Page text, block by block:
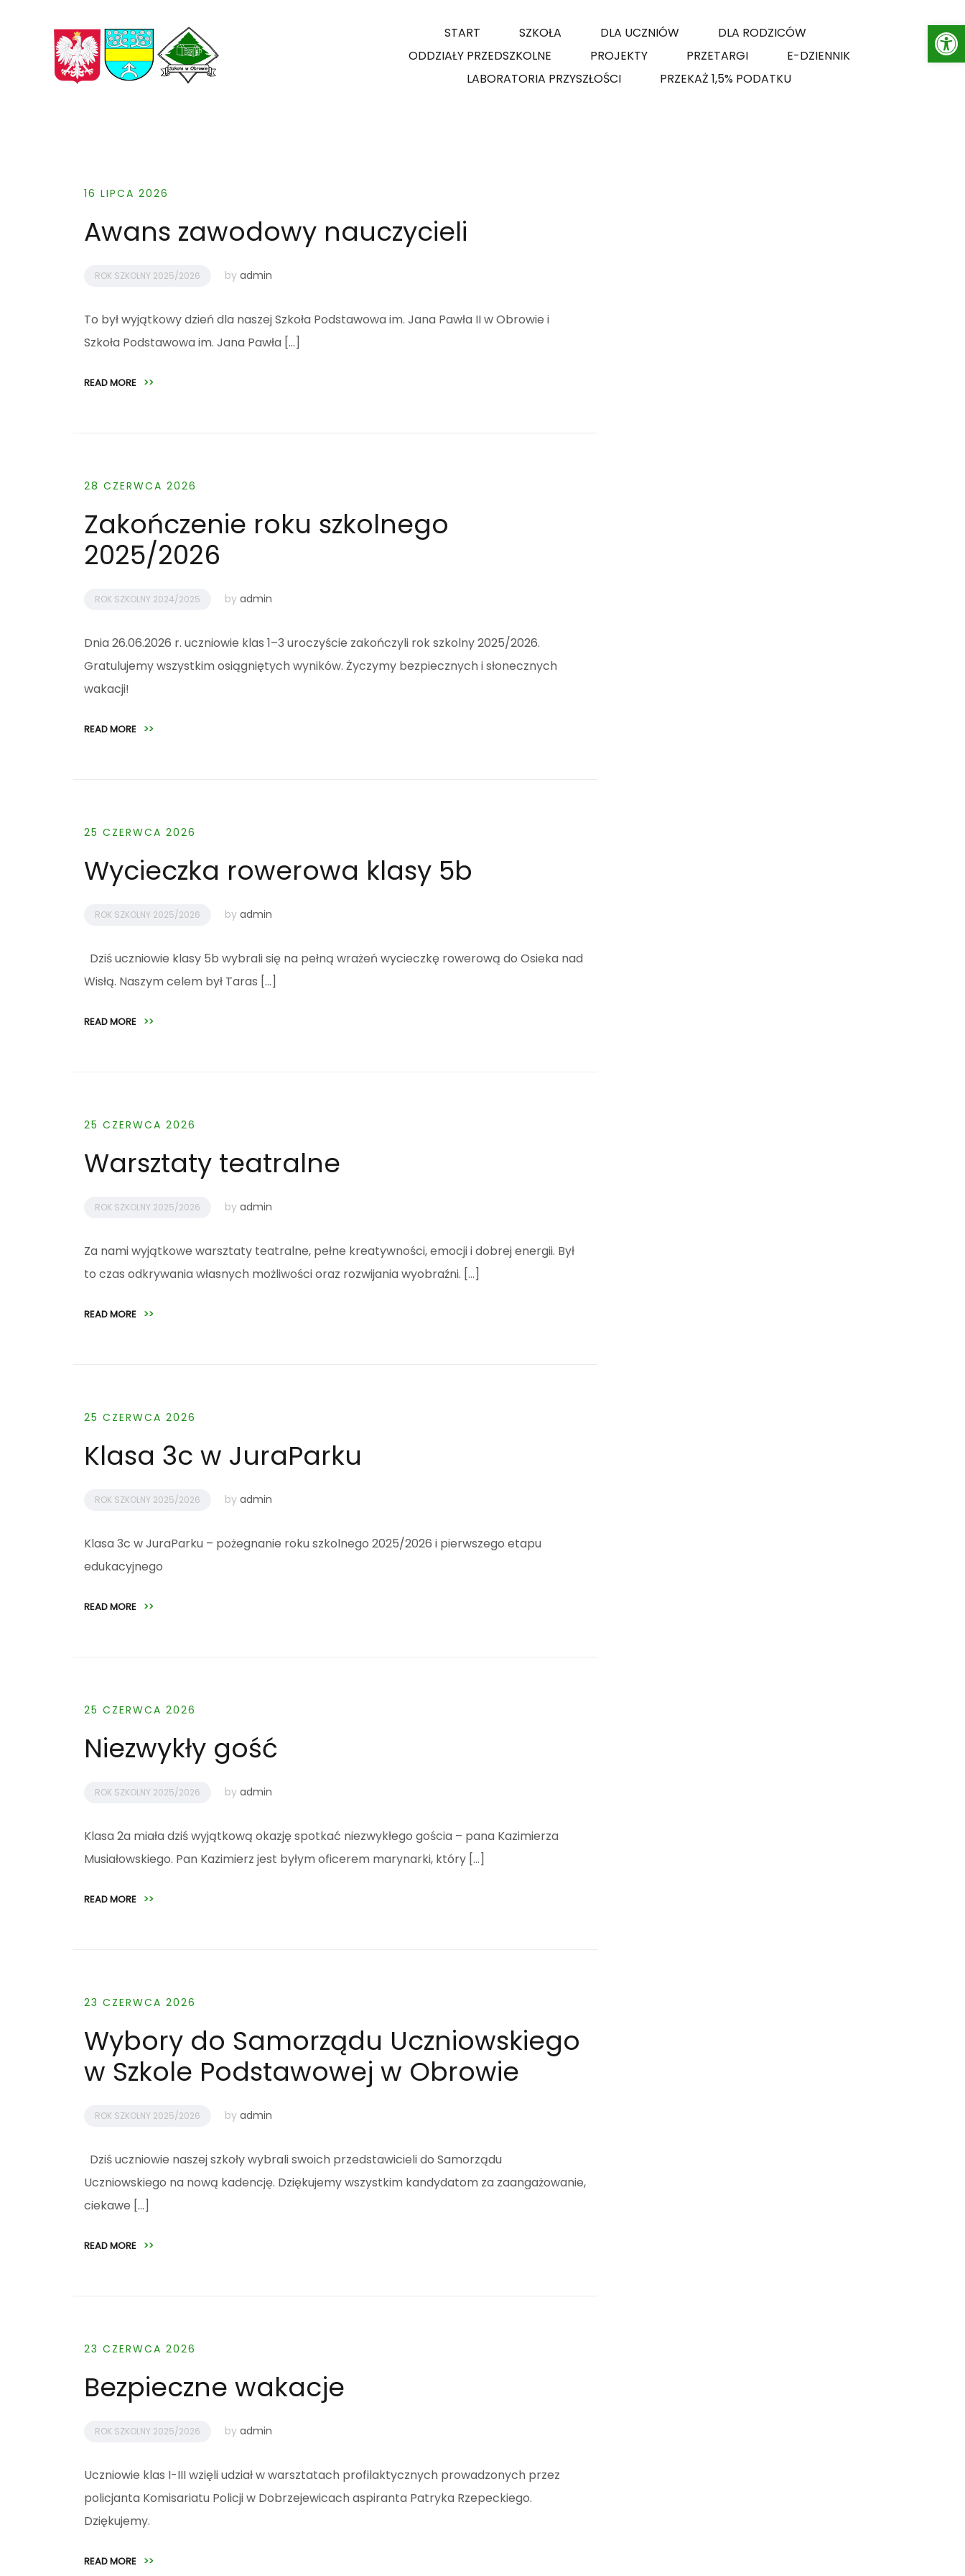
START SZKOŁA DLA UCZNIÓW
DLA RODZICÓW
ODDZIAŁY PRZEDSZKOLNE
PROJEKTY PRZETARGI
E-DZIENNIK
LABORATORIA PRZYSZŁOŚCI
PRZEKAŻ 1,5% PODATKU
Rekrutacja
2025/2026
16 LIPCA 2026
Awans zawodowy nauczycieli
ROK SZKOLNY 2025/2026 by admin
To był wyjątkowy dzień dla naszej Szkoła Podstawowa im. Jana Pawła II w Obrowie i
Szkoła Podstawowa im. Jana Pawła […]
READ MORE >>
28 CZERWCA 2026
Zakończenie roku szkolnego
2025/2026
ROK SZKOLNY 2024/2025 by admin
Dnia 26.06.2026 r. uczniowie klas 1–3 uroczyście zakończyli rok szkolny 2025/2026.
Gratulujemy wszystkim osiągniętych wyników. Życzymy bezpiecznych i słonecznych
wakacji!
READ MORE >>
25 CZERWCA 2026
Wycieczka rowerowa klasy 5b
ROK SZKOLNY 2025/2026 by admin
Dziś uczniowie klasy 5b wybrali się na pełną wrażeń wycieczkę rowerową do Osieka nad
Wisłą. Naszym celem był Taras […]
READ MORE >>
25 CZERWCA 2026
Warsztaty teatralne
ROK SZKOLNY 2025/2026 by admin
Za nami wyjątkowe warsztaty teatralne, pełne kreatywności, emocji i dobrej energii. Był
to czas odkrywania własnych możliwości oraz rozwijania wyobraźni. […]
READ MORE >>
25 CZERWCA 2026
Klasa 3c w JuraParku
ROK SZKOLNY 2025/2026 by admin
Klasa 3c w JuraParku – pożegnanie roku szkolnego 2025/2026 i pierwszego etapu
edukacyjnego
READ MORE >>
25 CZERWCA 2026
Niezwykły gość
ROK SZKOLNY 2025/2026 by admin
Klasa 2a miała dziś wyjątkową okazję spotkać niezwykłego gościa – pana Kazimierza
Musiałowskiego. Pan Kazimierz jest byłym oficerem marynarki, który […]
READ MORE >>
23 CZERWCA 2026
Wybory do Samorządu Uczniowskiego
w Szkole Podstawowej w Obrowie
ROK SZKOLNY 2025/2026 by admin
Dziś uczniowie naszej szkoły wybrali swoich przedstawicieli do Samorządu
Uczniowskiego na nową kadencję. Dziękujemy wszystkim kandydatom za zaangażowanie,
ciekawe […]
READ MORE >>
23 CZERWCA 2026
Bezpieczne wakacje
ROK SZKOLNY 2025/2026 by admin
Uczniowie klas I-III wzięli udział w warsztatach profilaktycznych prowadzonych przez
policjanta Komisariatu Policji w Dobrzejewicach aspiranta Patryka Rzepeckiego.
Dziękujemy.
READ MORE >>